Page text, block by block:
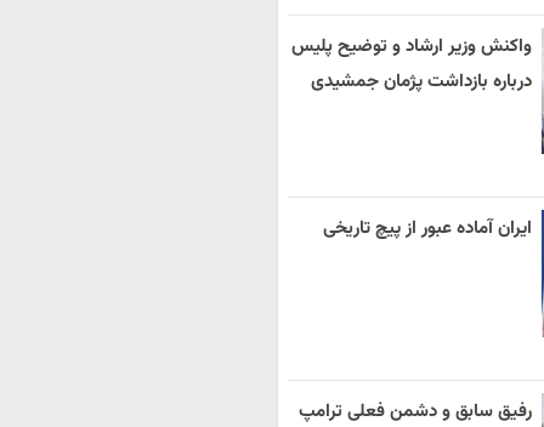
واکنش وزیر ارشاد و توضیح پلیس
درباره بازداشت پژمان جمشیدی
ایران آماده عبور از پیچ تاریخی
رفیق سابق و دشمن فعلی ترامپ